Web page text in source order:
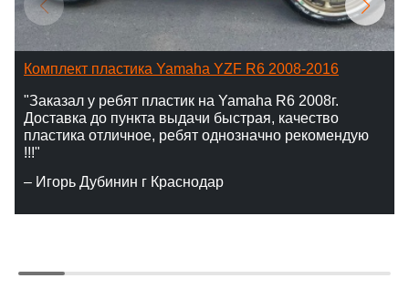
Комплект пластика Yamaha YZF R6 2008-2016
"Заказал у ребят пластик на Yamaha R6 2008г.
Доставка до пункта выдачи быстрая, качество
пластика отличное, ребят однозначно рекомендую
!!!"
– Игорь Дубинин г Краснодар